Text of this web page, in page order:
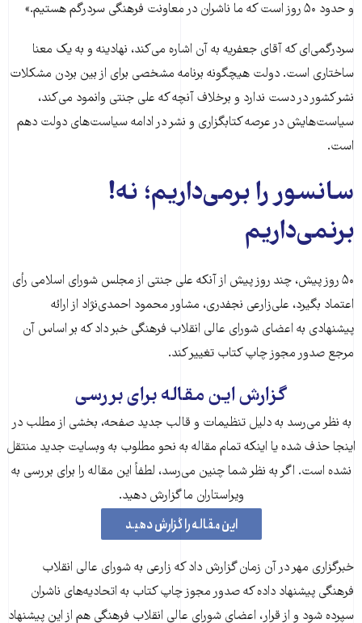
و حدود ۵۰ روز است که ما ناشران در معاونت فرهنگی سردرگم هستیم.»
سردرگمی‌ای که آقای جعفریه به آن اشاره می‌کند، نهادینه و به یک معنا
ساختاری است. دولت هیچگونه برنامه مشخصی برای از بین بردن مشکلات
نشر کشور در دست ندارد و برخلاف آنچه که علی جنتی وانمود می‌کند،
سیاست‌هایش در عرصه کتابگزاری و نشر در ادامه سیاست‌های دولت دهم
است.
سانسور را برمی‌داریم؛ نه!
برنمی‌داریم
۵۰ روز پیش، چند روز پیش از آنکه علی جنتی از مجلس شورای اسلامی رأی
اعتماد بگیرد، علی‌زارعی نجفدری، مشاور محمود احمدی‌نژاد از ارائه
پیشنهادی به اعضای شورای عالی انقلاب فرهنگی خبر داد که بر اساس آن
مرجع صدور مجوز چاپ کتاب تغییر کند.
گزارش این مقاله برای بررسی
به نظر می‌رسد به دلیل تنظیمات و قالب جدید صفحه، بخشی از مطلب در
اینجا حذف شده‌ یا اینکه تمام مقاله به نحو مطلوب به وبسایت جدید منتقل
نشده است. اگر به نظر شما چنین می‌رسد، لطفاً این مقاله را برای بررسی به
ویراستاران ما گزارش دهید.
این مقاله را گزارش دهید
خبرگزاری مهر در آن زمان گزارش داد که زارعی به شورای عالی انقلاب
فرهنگی پیشنهاد داده که صدور مجوز چاپ کتاب به اتحادیه‌های ناشران
سپرده شود و از قرار، اعضای شورای عالی انقلاب فرهنگی هم از این پیشنهاد